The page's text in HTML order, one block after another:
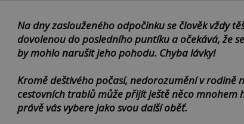
Na dny zaslouženého odpočinku se člověk vždy
dovolenou do posledního puntíku a očekává, že
by mohlo narušit jeho pohodu. Chyba lávky!
Kromě deštivého počasí, nedorozumění v rodině
cestovních trablů může přijít ještě něco mnohem
právě vás vybere jako svou další oběť.